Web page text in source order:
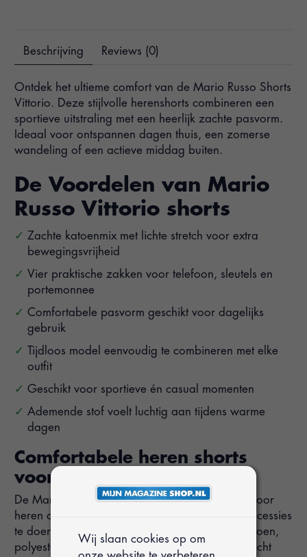
Beschrijving Reviews (0)
Ontdek het ultieme comfort van de Mario Russo Shorts
Vittorio. Deze stijlvolle herenshorts combineren een
sportieve uitstraling met een heerlijk zachte pasvorm.
Ideaal voor ontspannen dagen thuis, een zomerse
wandeling of een actieve middag buiten.
De Voordelen van Mario
Russo Vittorio shorts
Zachte katoenmix met lichte stretch voor extra
bewegingsvrijheid
Vier praktische zakken voor telefoon, sleutels en
portemonnee
Comfortabele pasvorm geschikt voor dagelijks
gebruik
Tijdloos model eenvoudig te combineren met elke
outfit
Geschikt voor sportieve én casual momenten
Ademende stof voelt luchtig aan tijdens warme
dagen
Comfortabele heren shorts
voor elke dag
De Mario Russo Vittorio shorts zijn ontworpen voor
heren die comfort belangrijk vinden zonder concessies
te doen aan stijl. Dankzij de combinatie van katoen,
polyester en elastaan voelt de stof soepel en zacht
Wij slaan cookies op om